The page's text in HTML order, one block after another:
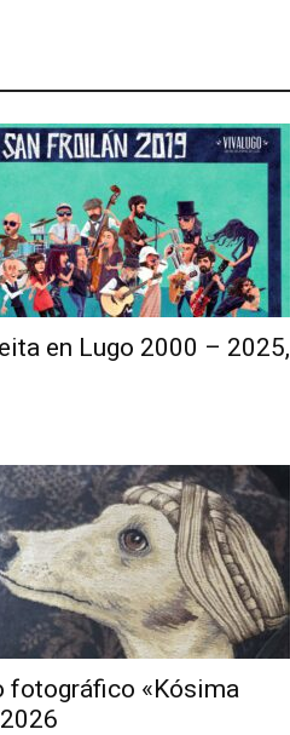
en Lugo 2000 – 2025,
fotográfico «Kósima